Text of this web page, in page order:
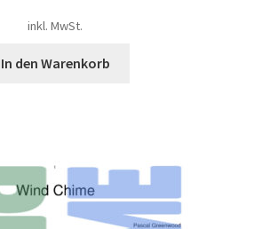
inkl. MwSt.
In den Warenkorb